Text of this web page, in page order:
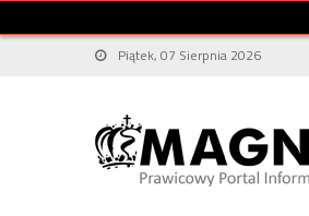
Piątek, 07 Sierpnia 2026